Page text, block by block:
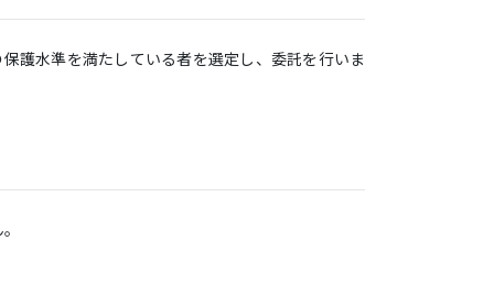
護水準を満たしている者を選定し、委託を行いま